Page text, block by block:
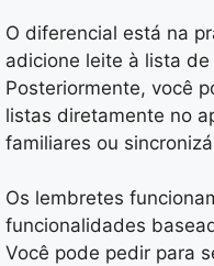
O diferencial está na
adicione leite à lista de
Posteriormente, você
listas diretamente no
familiares ou
Os lembretes
funcionalidades
Você pode pedir para